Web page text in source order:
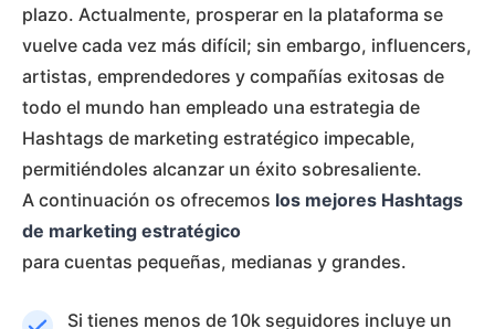
plazo. Actualmente, prosperar en la plataforma se
vuelve cada vez más difícil; sin embargo, influencers,
artistas, emprendedores y compañías exitosas de
todo el mundo han empleado una estrategia de
Hashtags de marketing estratégico impecable,
permitiéndoles alcanzar un éxito sobresaliente.
A continuación os ofrecemos los mejores Hashtags
de marketing estratégico
para cuentas pequeñas, medianas y grandes.
Si tienes menos de 10k seguidores incluye un